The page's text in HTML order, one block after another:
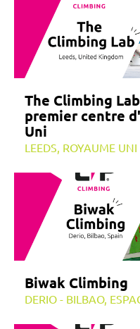
The Climbing
premier centre
Uni
LEEDS, ROYAUME UNI
Biwak Climbing
DERIO - BILBAO,